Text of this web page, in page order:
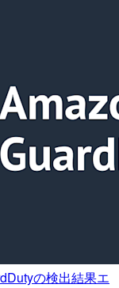
の検出結果エ